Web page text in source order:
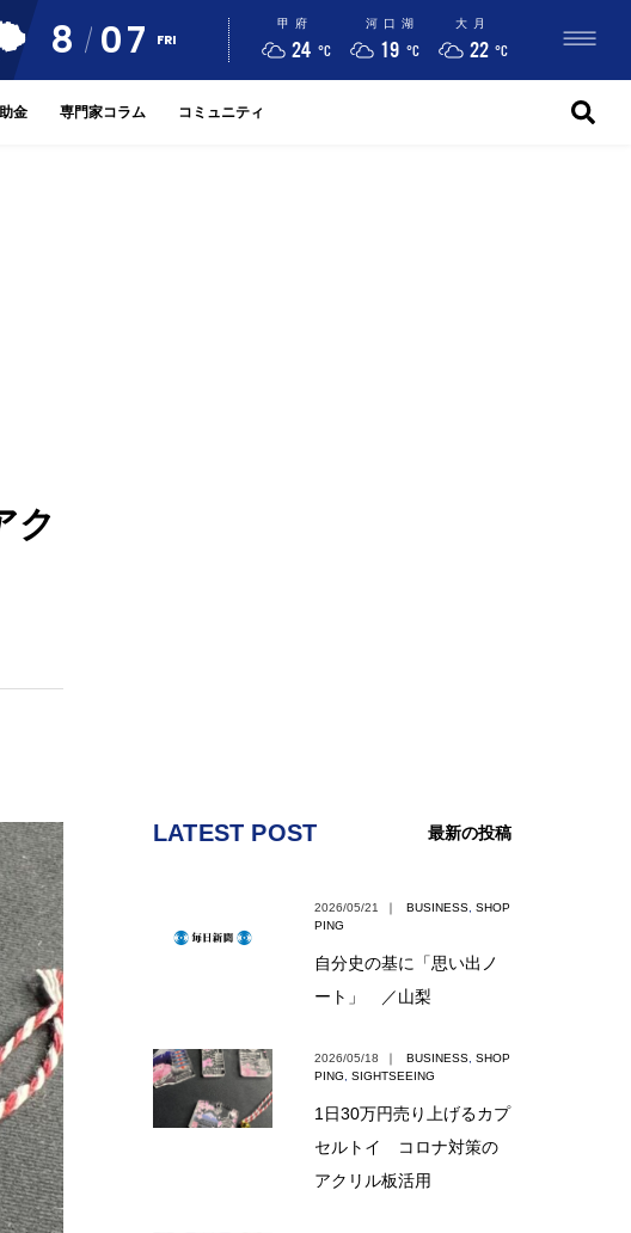
8 07 FRI
甲府
24 °C
河口湖
19 °C
大月
22 °C
金 専門家コラム コミュニティ
ク
LATEST POST 最新の投稿
2026/05/21 ｜ BUSINESS SHOP
PING
自分史の基に「思い出ノ
ート」 ／山梨
2026/05/18 ｜ BUSINESS SHOP
PING
SIGHTSEEING
1日30万円売り上げるカプ
セルトイ コロナ対策の
アクリル板活用